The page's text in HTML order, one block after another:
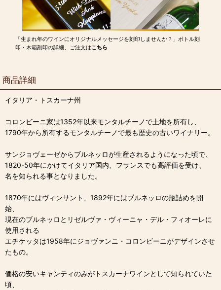
「生まれ年のワインにオリジナルメッセージを刻印しませんか？」ボトル刻
印・木箱刻印の詳細、ご注文はこちら
商品詳細
イタリア・トスカーナ州
コロンビーニ家は1352年以来モンタルチーノで土地を所有し、
1790年から所有するモンタルチーノで最も歴史の古いワイナリー。
サンジョヴェーゼからブルネッロが生産されるようになった頃で、
1820-50年にかけてイタリア国内、フランスでも高評価を受け、
名を知られる事となりました。
1870年にはヴィンサント、1892年にはブルネッロの瓶詰めを開
始、
現在のブルネッロとリゼルヴァ・ヴィーニャ・デル・フィオーレに
使用される
エチケッタは1958年にジョヴァンニ・コロンビーニがデザインさせ
たもの。
価格の安いキャンティのみがトスカーナワインとして知られていた
頃、